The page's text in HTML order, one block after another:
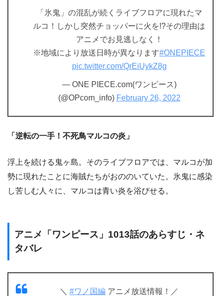
「氷鬼」の混乱が続くライブフロアに現れたマ
ルコ！しかし突然チョッパーに火を!?その理由は
アニメでお見逃しなく！
※地域により放送日時が異なります#ONEPIECE
pic.twitter.com/QrEiUykZ8g
— ONE PIECE.com(ワンピース)
(@OPcom_info) February 26, 2022
「逆転の一手！不死鳥マルコの炎」
浮上を続ける鬼ヶ島。そのライブフロアでは、マルコが加
勢に現れたことに海賊たちがおののいていた。氷鬼に感染
し苦しむ人々に、マルコは青い炎を浴びせる。
アニメ「ワンピース」1013話のあらすじ・ネ
タバレ
＼ #ワノ国編 アニメ放送情報！／